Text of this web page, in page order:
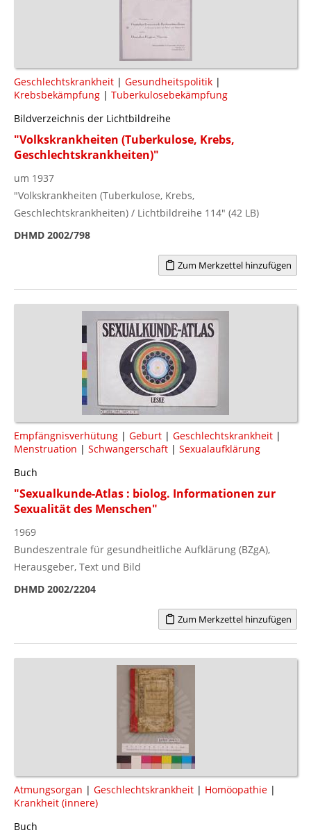
Geschlechtskrankheit | Gesundheitspolitik |
Krebsbekämpfung | Tuberkulosebekämpfung
Bildverzeichnis der Lichtbildreihe
"Volkskrankheiten (Tuberkulose, Krebs,
Geschlechtskrankheiten)"
um 1937
"Volkskrankheiten (Tuberkulose, Krebs,
Geschlechtskrankheiten) / Lichtbildreihe 114" (42 LB)
DHMD 2002/798
Zum Merkzettel hinzufügen
Empfängnisverhütung | Geburt | Geschlechtskrankheit |
Menstruation | Schwangerschaft | Sexualaufklärung
Buch
"Sexualkunde-Atlas : biolog. Informationen zur
Sexualität des Menschen"
1969
Bundeszentrale für gesundheitliche Aufklärung (BZgA),
Herausgeber, Text und Bild
DHMD 2002/2204
Zum Merkzettel hinzufügen
Atmungsorgan | Geschlechtskrankheit | Homöopathie |
Krankheit (innere)
Buch